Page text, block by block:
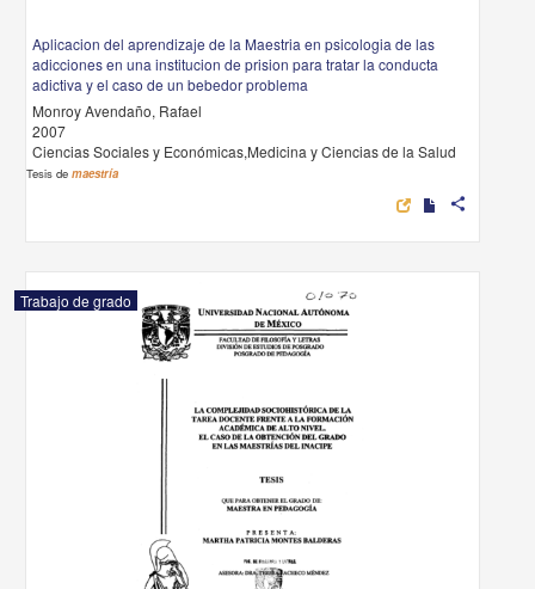
Aplicacion del aprendizaje de la Maestria en psicologia de las
adicciones en una institucion de prision para tratar la conducta
adictiva y el caso de un bebedor problema
Monroy Avendaño, Rafael
2007
Ciencias Sociales y Económicas,Medicina y Ciencias de la Salud
Tesis demaestría
share
Trabajo de grado